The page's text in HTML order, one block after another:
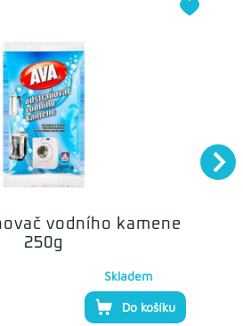
vodního kamene
250g
Skladem
Do košíku